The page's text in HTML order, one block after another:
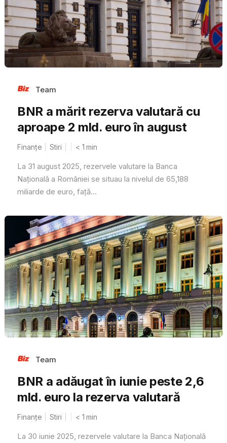
Team
BNR a mărit rezerva valutară cu
aproape 2 mld. euro în august
Finanțe Stiri < 1 min
La 31 august 2025, rezervele valutare la Banca
Națională a României se situau la nivelul de 65,188
miliarde de euro, față...
Team
BNR a adăugat în iunie peste 2,6
mld. euro la rezerva valutară
Finanțe Stiri < 1 min
La 30 iunie 2025, rezervele valutare la Banca Națională